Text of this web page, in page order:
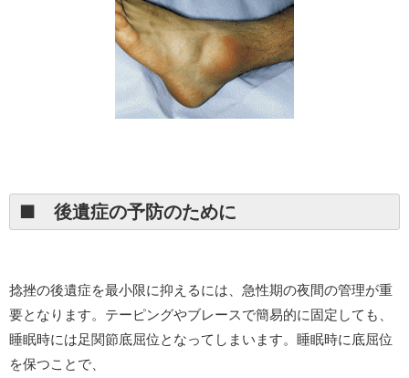
■ 後遺症の予防のために
捻挫の後遺症を最小限に抑えるには、急性期の夜間の管理が重
要となります。テーピングやブレースで簡易的に固定しても、
睡眠時には足関節底屈位となってしまいます。睡眠時に底屈位
を保つことで、